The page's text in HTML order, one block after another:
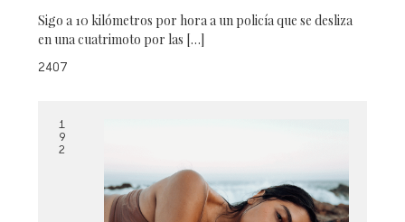
Sigo a 10 kilómetros por hora a un policía que se desliza
en una cuatrimoto por las […]
2407
1
9
2